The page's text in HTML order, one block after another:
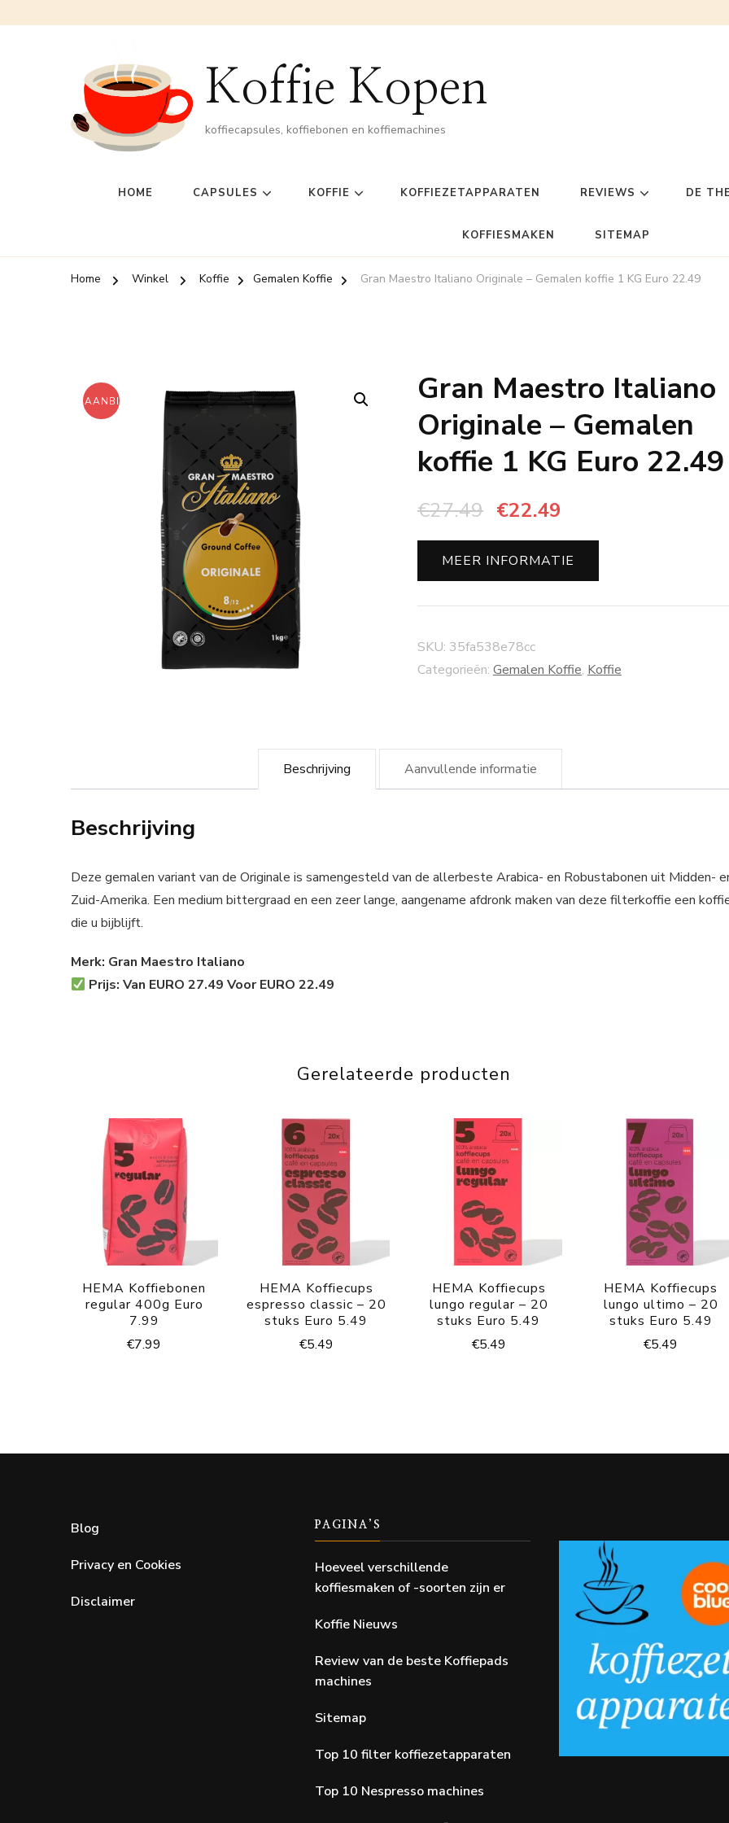
Koffie Kopen
koffiecapsules, koffiebonen en koffiemachines
HOME CAPSULES KOFFIE KOFFIEZETAPPARATEN REVIEWS DE
KOFFIESMAKEN SITEMAP
Home Winkel Koffie Gemalen Koffie Gran Maestro Italiano Originale – Gemalen koffie 1 KG Euro 22.49
AANBIEDING!
Gran Maestro Italiano
Originale – Gemalen
koffie 1 KG Euro 22.49
€27.49 Oorspronkelijke
prijs
was:
€27.49.
€22.49
prijs
is:
€22.49.
MEER INFORMATIE
SKU: 35fa538e78cc
Categorieën: Gemalen Koffie, Koffie
Beschrijving Aanvullende informatie
Beschrijving
Deze gemalen variant van de Originale is samengesteld van de allerbeste Arabica- en Robustabonen uit Midden-
Zuid-Amerika. Een medium bittergraad en een zeer lange, aangename afdronk maken van deze filterkoffie een
die u bijblijft.
Merk: Gran Maestro Italiano
Prijs: Van EURO 27.49 Voor EURO 22.49
Gerelateerde producten
HEMA Koffiebonen
regular 400g Euro
7.99
€7.99
HEMA Koffiecups
espresso classic – 20
stuks Euro 5.49
€5.49
HEMA Koffiecups
lungo regular – 20
stuks Euro 5.49
€5.49
HEMA Koffiecups
lungo ultimo – 20
stuks Euro 5.49
€5.49
Blog
Privacy en Cookies
Disclaimer
PAGINA’S
Hoeveel verschillende
koffiesmaken of -soorten zijn er
Koffie Nieuws
Review van de beste Koffiepads
machines
Sitemap
Top 10 filter koffiezetapparaten
Top 10 Nespresso machines